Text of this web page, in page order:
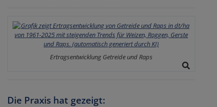
Ertragsentwicklung Getreide und Raps
Die Praxis hat gezeigt: